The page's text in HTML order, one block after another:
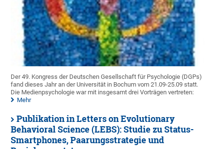
Der 49. Kongress der Deutschen Gesellschaft für Psychologie (DGPs)
fand dieses Jahr an der Universität in Bochum vom 21.09-25.09 statt.
Die Medienpsychologie war mit insgesamt drei Vorträgen vertreten:
Mehr
Publikation in Letters on Evolutionary
Behavioral Science (LEBS): Studie zu Status-
Smartphones, Paarungsstrategie und